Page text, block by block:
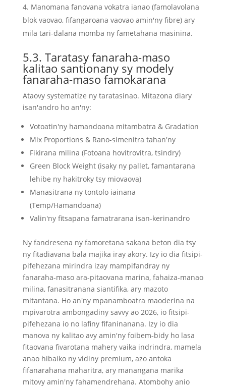
Manomana fanovana vokatra ianao (famolavolana
blok vaovao, fifangaroana vaovao amin'ny fibre) ary
mila tari-dalana momba ny fametahana masinina.
5.3. Taratasy fanaraha-maso
kalitao santionany sy modely
fanaraha-maso famokarana
Ataovy systematize ny taratasinao. Mitazona diary
isan'andro ho an'ny:
Votoatin'ny hamandoana mitambatra & Gradation
Mix Proportions & Rano-simenitra tahan'ny
Fikirana milina (Fotoana hovitrovitra, tsindry)
Green Block Weight (isaky ny pallet, famantarana
lehibe ny hakitroky tsy miovaova)
Manasitrana ny tontolo iainana
(Temp/Hamandoana)
Valin'ny fitsapana famatrarana isan-kerinandro
Ny fandresena ny famoretana sakana beton dia tsy
ny fitadiavana bala majika iray akory. Izy io dia fitsipi-
pifehezana mirindra izay mampifandray ny
fanaraha-maso ara-pitaovana marina, fahaiza-manao
milina, fanasitranana siantifika, ary mazoto
mitantana. Ho an'ny mpanamboatra maoderina na
mpivarotra ambongadiny savvy ao 2026, io fitsipi-
pifehezana io no lafiny fifaninanana. Izy io dia
manova ny kalitao avy amin'ny foibem-bidy ho lasa
fitaovana fivarotana mahery vaika indrindra, mamela
anao hibaiko ny vidiny premium, azo antoka
fifanarahana maharitra, ary manangana marika
mitovy amin'ny fahamendrehana. Atombohy anio